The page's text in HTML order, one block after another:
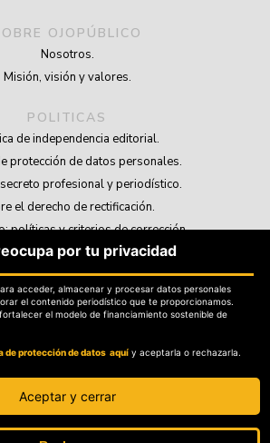
OJOPÚBLICO
Nosotros.
Misión, visión y valores.
POLITICAS
de independencia editorial.
protección de datos personales.
profesional y periodístico.
el derecho de rectificación.
políticas y criterios de corrección.
frente a pedidos de retiro de contenidos.
SOSTENIBILIDAD
La Tienda de OjoPúblico.
OjoLab.
por tu privacidad
acceder, almacenar y procesar datos personales
el contenido periodístico que te proporcionamos.
el modelo de financiamiento sostenible de
de protección de datos aquí y aceptarla o rechazarla.
Aceptar y cerrar